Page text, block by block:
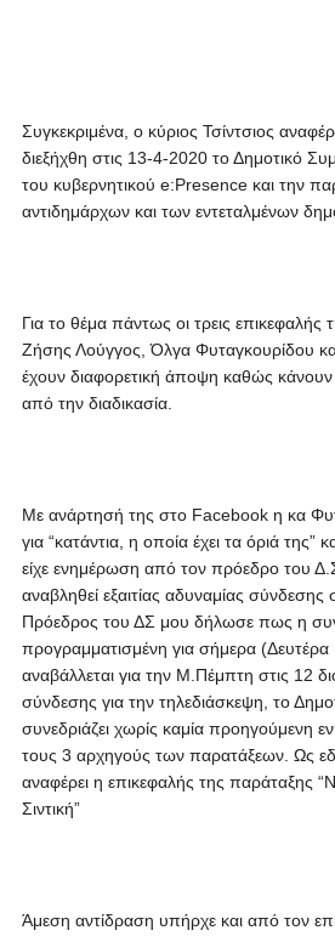
Συγκεκριμένα, ο κύριος Τσίντσιος
διεξήχθη στις 13-4-2020 το Δημοτικό
του κυβερνητικού e:Presence και την
αντιδημάρχων και των εντεταλμένων
Για το θέμα πάντως οι τρεις επικεφαλής
Ζήσης Λούγγος, Όλγα Φυταγκουρίδου
έχουν διαφορετική άποψη καθώς
από την διαδικασία.
Με ανάρτησή της στο Facebook η κα
για “κατάντια, η οποία έχει τα όριά
είχε ενημέρωση από τον πρόεδρο του
αναβληθεί εξαιτίας αδυναμίας
Πρόεδρος του ΔΣ μου δήλωσε πως η
προγραμματισμένη για σήμερα (Δευτέρα
αναβάλλεται για την Μ.Πέμπτη στις 12
σύνδεσης για την τηλεδιάσκεψη, το
συνεδριάζει χωρίς καμία προηγούμενη
τους 3 αρχηγούς των παρατάξεων. Ως
αναφέρει η επικεφαλής της παράταξης
Σιντική”
Άμεση αντίδραση υπήρχε και από τον